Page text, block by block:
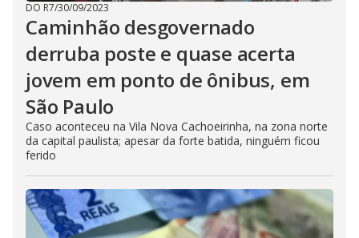
DO R7/30/09/2023
Caminhão desgovernado
derruba poste e quase acerta
jovem em ponto de ônibus, em
São Paulo
Caso aconteceu na Vila Nova Cachoeirinha, na zona norte
da capital paulista; apesar da forte batida, ninguém ficou
ferido